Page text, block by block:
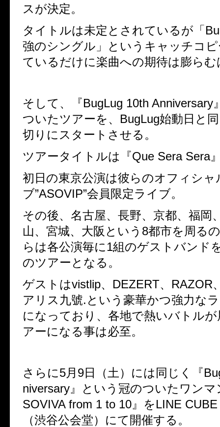
スが決定。
タイトルは未定とされているが「
強のシングル」というキャッチコ
ているだけに楽曲への期待は膨ら
そして、『BugLug 10th Anniversary
ついたツアーを、 BugLug始動日と
切りにスタートさせる。
ツアータイトルは『Que Sera Sera
初日の東京公演は彼らのオフィシ
ブ”ASOVIP”会員限定ライブ。
その後、名古屋、長野、京都、福岡
山、宮城、大阪という 8都市を周る
らは各公演毎に1組のゲストバンド
のツアーとなる。
ゲストはvistlip、 DEZERT、 RAZOR
アリス九號. という豪華かつ強力な
になっており、各地で熱いバトル
アーになる事は必至。
さらに5月 9日（土）には同じく『
niversary 』という冠のついたワン
SOVIVA from 1 to 10 』をLINE
（渋谷公会堂）にて開催する。